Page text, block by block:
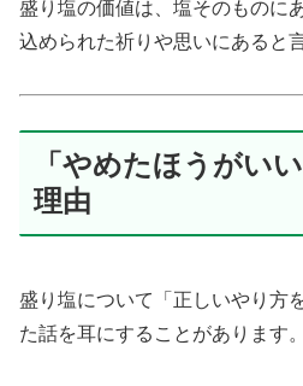
盛り塩の価値は、塩そのものに
込められた祈りや思いにあると
「やめたほうがい
理由
盛り塩について「正しいやり方
た話を耳にすることがあります。